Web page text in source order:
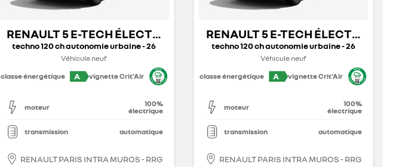
RENAULT 5 E-TECH ÉLECTRIQUE
techno 120 ch autonomie urbaine - 26
Véhicule neuf
classe énergétique
A vignette Crit'Air
moteur
100%
électrique
transmission automatique
RENAULT PARIS INTRA MUROS - RRG
RENAULT 5 E-TECH ÉLECTRIQUE
techno 120 ch autonomie urbaine - 26
Véhicule neuf
classe énergétique
A vignette Crit'Air
moteur
100%
électrique
transmission automatique
RENAULT PARIS INTRA MUROS - RRG